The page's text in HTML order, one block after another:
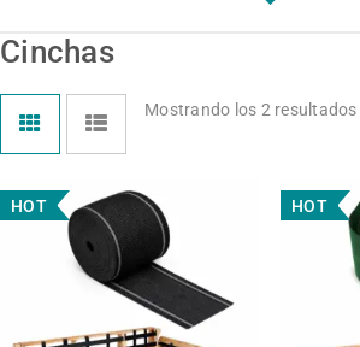
Cinchas
Mostrando los 2 resultados
HOT
SELECCIONAR
HOT